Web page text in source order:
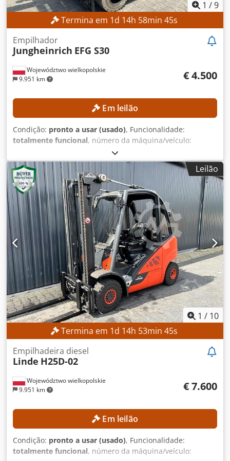
1 /9
Termina em 1d 14h 58min 42s
Województwo wielkopolskie
9.951 km
Empilhador
Jungheinrich EFG S30
€ 4.500
Em leilão
Condição: pronto a usar (usado), Funcionalidade:
totalmente funcional, número da máquina/veículo:
2018
14.745 h, capacidade de carga:3.000 kg, altura de
elevação:
3.500 mm, tipo de mastro:
Equipamento:deslocamento lateral , Sem preço mínimo –
venda garantida ao lance mais alto! DETALHES TÉCNICOS
Capacidade de carga: 3.000 kg Altura de elevação: 3.500
mm Altura total: 2.422 mm Distância do centro de carga:
600 mm DETALHES DA MÁQUINA Tipo de mastro: Simplex
Tipo de combustível: Elétrico Potência nominal: 12 kW
Classe ISO: 3 (2.500–4.999 kg) Dedozrgb Nopfx Ahvjwa
Tensão da bateria: 80 V Horas de operação: 14.745 h
EQUIPAMENTO Deslizador lateral 3.º circuito hidráulico 4.º
circuito hidráulico Aquecimento Cabine fechada
Referência externa: SL14251
Leilão
1 / 10
Termina em 1d 14h 53min 42s
Województwo wielkopolskie
9.951 km
Empilhadeira diesel
Linde H25D-02
€ 7.600
Em leilão
Condição: pronto a usar (usado), Funcionalidade:
totalmente funcional, número da máquina/veículo: